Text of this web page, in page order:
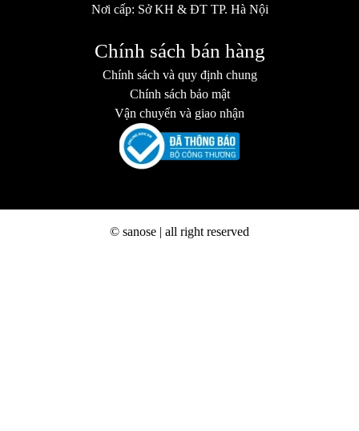
Nơi cấp: Sở KH & ĐT TP. Hà Nội
Chính sách bán hàng
Chính sách và quy định chung
Chính sách bảo mật
Vận chuyển và giao nhận
© sanose | all right reserved